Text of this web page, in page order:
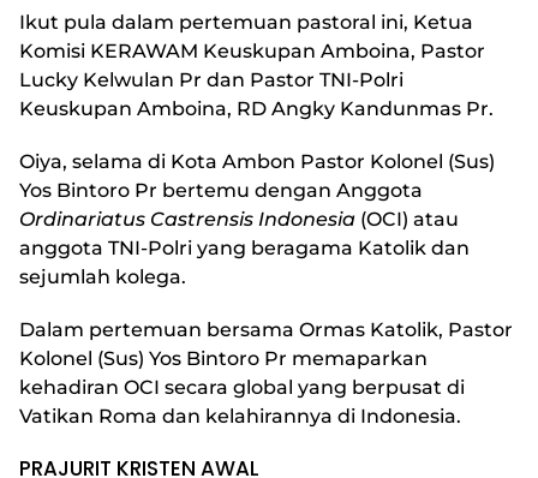
Ikut pula dalam pertemuan pastoral ini, Ketua
Komisi KERAWAM Keuskupan Amboina, Pastor
Lucky Kelwulan Pr dan Pastor TNI-Polri
Keuskupan Amboina, RD Angky Kandunmas Pr.
Oiya, selama di Kota Ambon Pastor Kolonel (Sus)
Yos Bintoro Pr bertemu dengan Anggota
Ordinariatus Castrensis Indonesia (OCI) atau
anggota TNI-Polri yang beragama Katolik dan
sejumlah kolega.
Dalam pertemuan bersama Ormas Katolik, Pastor
Kolonel (Sus) Yos Bintoro Pr memaparkan
kehadiran OCI secara global yang berpusat di
Vatikan Roma dan kelahirannya di Indonesia.
PRAJURIT KRISTEN AWAL